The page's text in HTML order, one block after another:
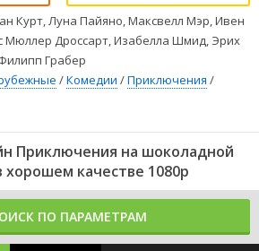
Курт, Луна Пайяно, Максвелл Мэр, Ивен
Мюллер Дроссарт, Изабелла Шмид, Эрих
Грабер
/Комедии /Приключения /
Приключения на шоколадной
хорошем качестве 1080p
ПО ПАРАМЕТРАМ